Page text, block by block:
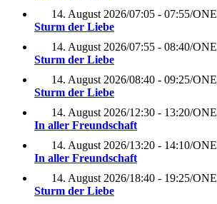
14. August 2026/07:05 - 07:55/ONE
Sturm der Liebe
14. August 2026/07:55 - 08:40/ONE
Sturm der Liebe
14. August 2026/08:40 - 09:25/ONE
Sturm der Liebe
14. August 2026/12:30 - 13:20/ONE
In aller Freundschaft
14. August 2026/13:20 - 14:10/ONE
In aller Freundschaft
14. August 2026/18:40 - 19:25/ONE
Sturm der Liebe